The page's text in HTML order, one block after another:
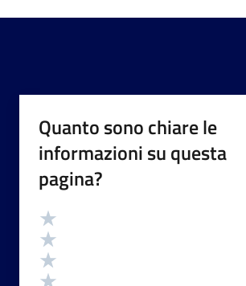
Quanto sono chiare le
informazioni su questa
pagina?
Valutazione